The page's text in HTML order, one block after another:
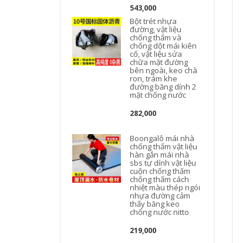
543,000
Bột trét nhựa
đường, vật liệu
chống thấm và
chống dột mái kiên
cố, vật liệu sửa
chữa mặt đường
bên ngoài, keo chà
ron, trám khe
đường băng dính 2
mặt chống nước
282,000
Boongalô mái nhà
chống thấm vật liệu
hàn gắn mái nhà
sbs tự dính vật liệu
cuộn chống thấm
chống thấm cách
nhiệt màu thép ngói
nhựa đường cảm
thấy băng keo
chống nước nitto
219,000